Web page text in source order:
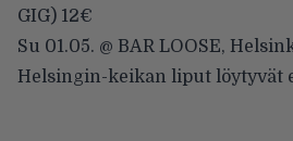
GIG) 12€
Su 01.05. @ BAR LOOSE,
Helsingin-keikan liput löytyvät